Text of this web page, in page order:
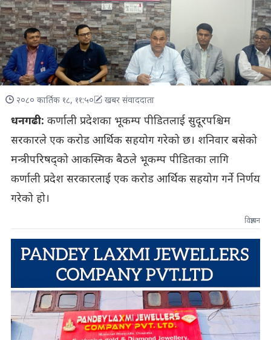
२०८० कार्तिक १८, ११:५० खबर संवाददाता
धनगढी: कर्णाली प्रदेशका भूकम्प पीडितलाई सुदूरपश्चिम
सरकारले एक करोड आर्थिक सहयोग गरेको छ। शनिवार बसेको
मन्त्रीपरिषद्को आकस्मिक बैठले भूकम्प पीडितका लागि
कर्णाली प्रदेश सरकारलाई एक करोड आर्थिक सहयोग गर्ने निर्णय
गरेको हो।
विज्ञापन